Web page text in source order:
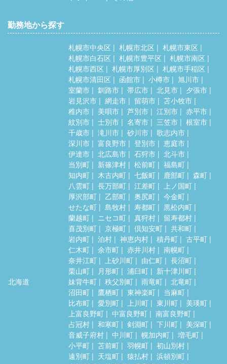
勤務地から探す
北海道
札幌市中央区 札幌市北区
札幌市東区
札幌市白石区
札幌市豊平区
札幌市南区
札幌市西区
札幌市厚別区
札幌市手稲区
札幌市清田区
函館市 小樽市
旭川市
室蘭市
釧路市 帯広市 北見市
夕張市
岩見沢市
網走市 留萌市
苫小牧市
稚内市
美唄市 芦別市 江別市
赤平市
紋別市
士別市 名寄市 三笠市
根室市
千歳市
滝川市 砂川市
歌志内市
深川市
富良野市 登別市
恵庭市
伊達市
北広島市 石狩市
北斗市
当別町
新篠津村 松前町
福島町
知内町
木古内町 七飯町 鹿部町
森町
八雲町
長万部町 江差町
上ノ国町
厚沢部町
乙部町 奥尻町
今金町
せたな町
島牧村 寿都町
黒松内町
蘭越町
ニセコ町 真狩村
留寿都村
喜茂別町
京極町 倶知安町
共和町
岩内町
泊村 神恵内村 積丹町
古平町
仁木町
余市町 赤井川村
南幌町
奈井江町
上砂川町 由仁町
長沼町
栗山町
月形町 浦臼町
新十津川町
妹背牛町
秩父別町 雨竜町
北竜町
沼田町
鷹栖町 東神楽町
当麻町
比布町
愛別町 上川町 東川町
美瑛町
上富良野町
中富良野町
南富良野町
占冠村
和寒町 剣淵町 下川町
美深町
音威子府村
中川町 幌加内町
増毛町
小平町
苫前町 羽幌町
初山別村
遠別町
天塩町 猿払村
浜頓別町